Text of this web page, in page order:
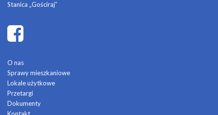
Stanica „Gościraj”
O nas
Sprawy mieszkaniowe
Lokale użytkowe
Przetargi
Dokumenty